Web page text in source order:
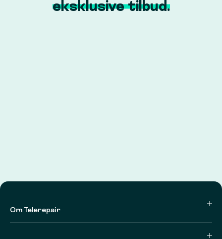
eksklusive tilbud.
Om Telerepair